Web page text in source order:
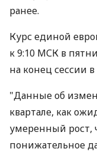
ранее.
Курс единой
к 9:10 МСК в
на конец сессии в
"Данные об
квартале, как
умеренный рост,
понижательное